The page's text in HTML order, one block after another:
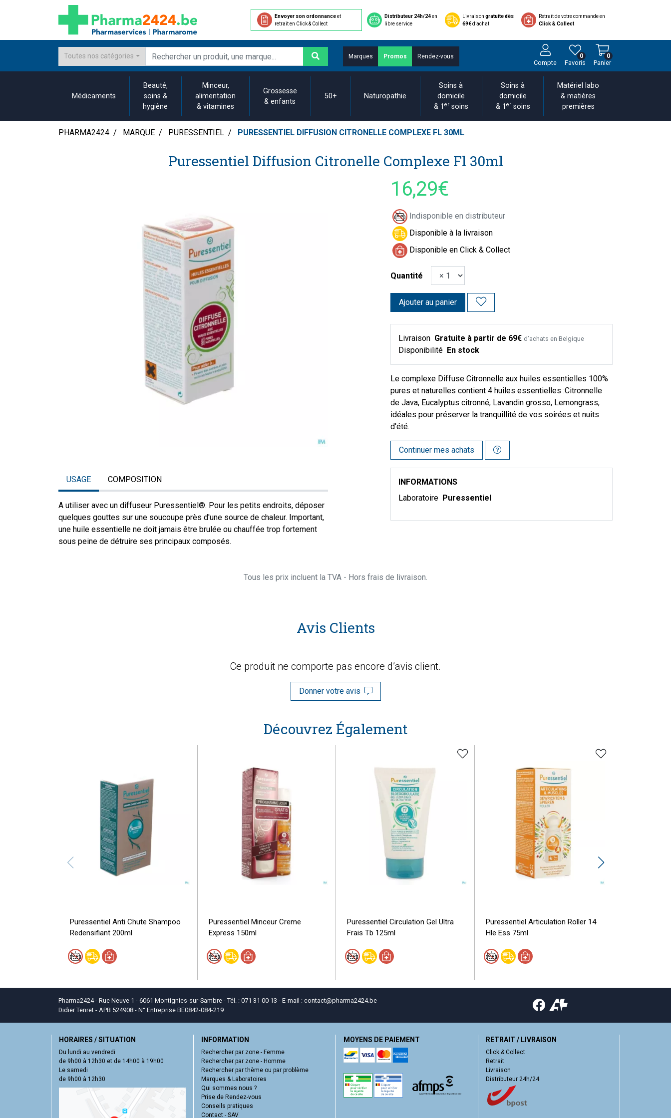
Envoyer son ordonnanceet
retrait en Click & Collect
Distributeur 24h/24en
libre service
Livraisongratuite dès
69€d’achat
Retrait de votre commande en
Click & Collect
Toutes nos catégories Marques Promos Rendez-vous
Compte Favoris
0
Panier
0
Médicaments
Beauté,
soins &
hygiène
Minceur,
alimentation
& vitamines
Grossesse
& enfants
50+ Naturopathie
Soins à
domicile
& 1 ersoins
Soins à
domicile
& 1 ersoins
Matériel labo
& matières
premières
PHARMA2424 MARQUE PURESSENTIEL PURESSENTIEL DIFFUSION CITRONELLE COMPLEXE FL 30ML
Puressentiel Diffusion Citronelle Complexe Fl 30ml
16,29€
Indisponible en distributeur
Disponible à la livraison
Disponible en Click & Collect
Quantité
Ajouter au panier
Livraison Gratuite à partir de 69€ d’achats en Belgique
Disponibilité En stock
Le complexe Diffuse Citronnelle aux huiles essentielles 100%
pures et naturelles contient 4 huiles essentielles :Citronnelle
de Java, Eucalyptus citronné, Lavandin grosso, Lemongrass,
idéales pour préserver la tranquillité de vos soirées et nuits
d'été.
Continuer mes achats
USAGE COMPOSITION
A utiliser avec un diffuseur Puressentiel®. Pour les petits endroits, déposer
quelques gouttes sur une soucoupe près d'une source de chaleur. Important,
une huile essentielle ne doit jamais être brulée ou chauffée trop fortement
sous peine de détruire ses principaux composés.
INFORMATIONS
Laboratoire Puressentiel
Tous les prix incluent la TVA - Hors frais de livraison.
Avis Clients
Ce produit ne comporte pas encore d’avis client.
Donner votre avis
Découvrez Également
Puressentiel Anti Chute Shampoo
Redensifiant 200ml
Puressentiel Minceur Creme
Express 150ml
Puressentiel Circulation Gel Ultra
Frais Tb 125ml
Puressentiel Articulation Roller 14
Hle Ess 75ml
Pharma2424 - Rue Neuve 1 - 6061 Montignies-sur-Sambre - Tél. : 071 31 00 13 - E-mail : contact@pharma2424.be
Didier Tenret - APB 524908 - N° Entreprise BE0842-084-219
HORAIRES / SITUATION
Du lundi au vendredi
de 9h00 à 12h30 et de 14h00 à 19h00
Le samedi
de 9h00 à 12h30
INFORMATION
Rechercher par zone - Femme
Rechercher par zone - Homme
Rechercher par thème ou par problème
Marques & Laboratoires
Qui sommes nous ?
Prise de Rendez-vous
Conseils pratiques
Contact - SAV
MOYENS DE PAIEMENT RETRAIT / LIVRAISON
Click & Collect
Retrait
Livraison
Distributeur 24h/24